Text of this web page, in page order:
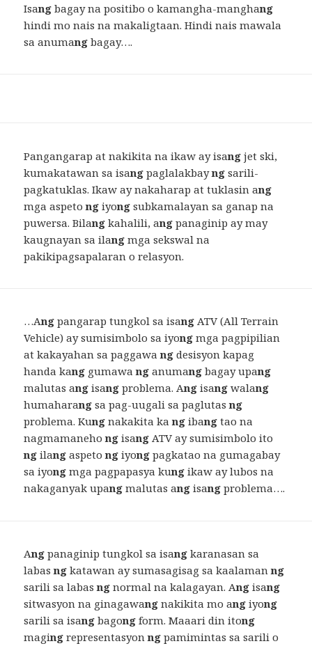
Isang bagay na positibo o kamangha-manghang
hindi mo nais na makaligtaan. Hindi nais mawala
sa anumang bagay….
Pangangarap at nakikita na ikaw ay isang jet ski,
kumakatawan sa isang paglalakbayng sarili-
pagkatuklas. Ikaw ay nakaharap at tuklasin ang
mga aspetong iyong subkamalayan sa ganap na
puwersa. Bilang kahalili, ang panaginip ay may
kaugnayan sa ilang mga sekswal na
pakikipagsapalaran o relasyon.
…Ang pangarap tungkol sa isang ATV (All Terrain
Vehicle) ay sumisimbolo sa iyong mga pagpipilian
at kakayahan sa paggawang desisyon kapag
handa kang gumawang anumang bagay upang
malutas ang isang problema. Ang isang walang
humaharang sa pag-uugali sa paglutasng
problema. Kung nakakita kang ibang tao na
nagmamanehong isang ATV ay sumisimbolo ito
ng ilang aspetong iyong pagkatao na gumagabay
sa iyong mga pagpapasya kung ikaw ay lubos na
nakaganyak upang malutas ang isang problema….
Ang panaginip tungkol sa isang karanasan sa
labasng katawan ay sumasagisag sa kaalamanng
sarili sa labasng normal na kalagayan. Ang isang
sitwasyon na ginagawang nakikita mo ang iyong
sarili sa isang bagong form. Maaari din itong
maging representasyonng pamimintas sa sarili o